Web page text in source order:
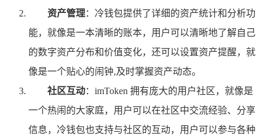
资产管理：冷钱包提供了详细的资产统计和分析功
能，就像是一本清晰的账本，用户可以清晰地了解自己
的数字资产分布和价值变化，还可以设置资产提醒，就
像是一个贴心的闹钟,及时掌握资产动态。
社区互动：imToken 拥有庞大的用户社区，就像是
一个热闹的大家庭，用户可以在社区中交流经验、分享
信息，冷钱包也支持与社区的互动，用户可以参与各种